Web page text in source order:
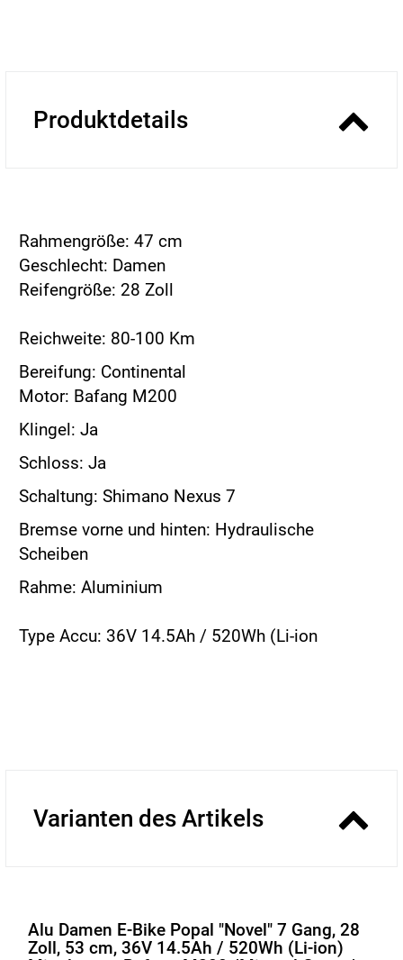
Produktdetails
Rahmengröße: 47 cm
Geschlecht: Damen
Reifengröße: 28 Zoll
Reichweite: 80-100 Km
Bereifung: Continental
Motor: Bafang M200
Klingel: Ja
Schloss: Ja
Schaltung: Shimano Nexus 7
Bremse vorne und hinten: Hydraulische
Scheiben
Rahme: Aluminium
Type Accu: 36V 14.5Ah / 520Wh (Li-ion
Varianten des Artikels
Alu Damen E-Bike Popal "Novel" 7 Gang, 28
Zoll, 53 cm, 36V 14.5Ah / 520Wh (Li-ion)